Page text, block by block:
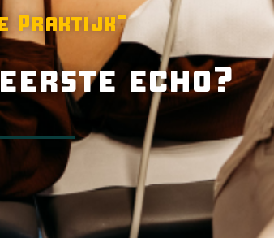
Praktijk"
echo?